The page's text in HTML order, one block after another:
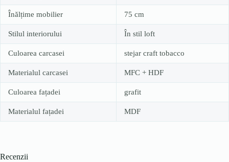
Înălțime mobilier 75 cm
Stilul interiorului În stil loft
Culoarea carcasei stejar craft tobacco
Materialul carcasei MFC + HDF
Culoarea fațadei grafit
Materialul fațadei MDF
Recenzii